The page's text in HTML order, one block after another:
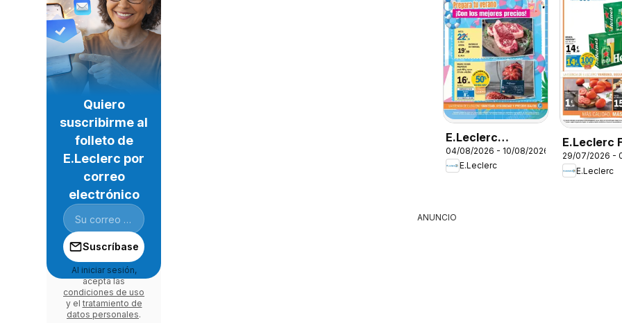
E.Leclerc
Miranda de Ebro
04/08/2026 - 10/08/2026
E.Leclerc
E.Leclerc
29/07/2026 -
E.Leclerc
ANUNCIO
Quiero
suscribirme al
folleto de
E.Leclerc por
correo
electrónico
Suscríbase
Al iniciar sesión,
acepta las
condiciones de uso
y el tratamiento de
datos personales.